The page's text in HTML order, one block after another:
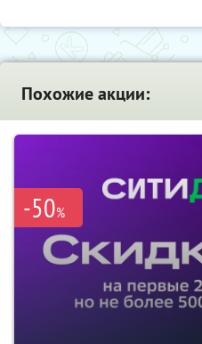
Похожие акции:
-50%